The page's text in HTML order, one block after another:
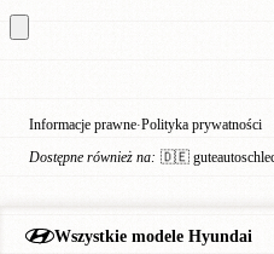
Wszystkie modele Hyundai
Informacje prawne·Polityka prywatności
Dostępne również na: 🇩🇪